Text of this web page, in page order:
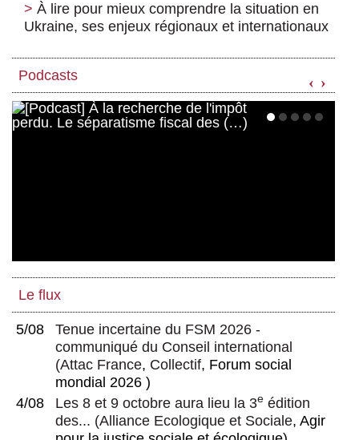
À lire pour mieux comprendre la situation en
Ukraine, ses enjeux régionaux et internationaux
Podcasts ‹ ›
Le flux
5/08
Tenue incertaine du FSM 2026 -
communiqué du Conseil international
(Attac France, Collectif, Forum social
mondial 2026 )
4/08
Les 8 et 9 octobre aura lieu la 3e édition
des... (Alliance Ecologique et Sociale, Agir